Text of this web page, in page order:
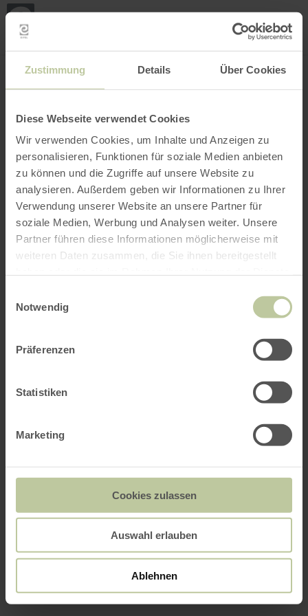
Zustimmung Details Über Cookies
Diese Webseite verwendet Cookies
Wir verwenden Cookies, um Inhalte und Anzeigen zu
personalisieren, Funktionen für soziale Medien anbieten
zu können und die Zugriffe auf unsere Website zu
analysieren. Außerdem geben wir Informationen zu Ihrer
Verwendung unserer Website an unsere Partner für
soziale Medien, Werbung und Analysen weiter. Unsere
Partner führen diese Informationen möglicherweise mit
weiteren Daten zusammen, die Sie ihnen bereitgestellt
Notwendig
Präferenzen
Statistiken
Marketing
Cookies zulassen
Auswahl erlauben
Ablehnen
INTERACTIEVE KAART
Mijn
Filter openen